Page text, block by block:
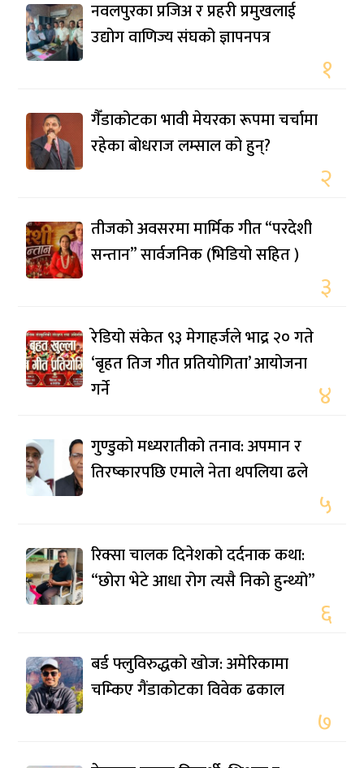
नवलपुरका प्रजिअ र प्रहरी प्रमुखलाई
उद्योग वाणिज्य संघको ज्ञापनपत्र
१
गैँडाकोटका भावी मेयरका रूपमा चर्चामा
रहेका बोधराज लम्साल को हुन्?
२
तीजको अवसरमा मार्मिक गीत “परदेशी
सन्तान” सार्वजनिक (भिडियो सहित )
३
रेडियो संकेत ९३ मेगाहर्जले भाद्र २० गते
‘बृहत तिज गीत प्रतियोगिता’ आयोजना
गर्ने
४
गुण्डुको मध्यरातीको तनाव: अपमान र
तिरष्कारपछि एमाले नेता थपलिया ढले
५
रिक्सा चालक दिनेशको दर्दनाक कथा:
“छोरा भेटे आधा रोग त्यसै निको हुन्थ्यो”
६
बर्ड फ्लुविरुद्धको खोज: अमेरिकामा
चम्किए गैंडाकोटका विवेक ढकाल
७